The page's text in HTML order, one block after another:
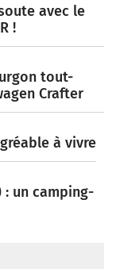
avec le
!
tout-
Crafter
à vivre
: un camping-